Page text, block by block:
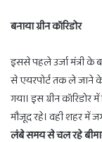
बनाया ग्रीन कॉरिडोर
इससे पहले उर्जा मंत्री के
से एयरपोर्ट तक ले जाने के
गया। इस ग्रीन
मौजूद रहे। वही शहर में
लंबे समय से चल रहे